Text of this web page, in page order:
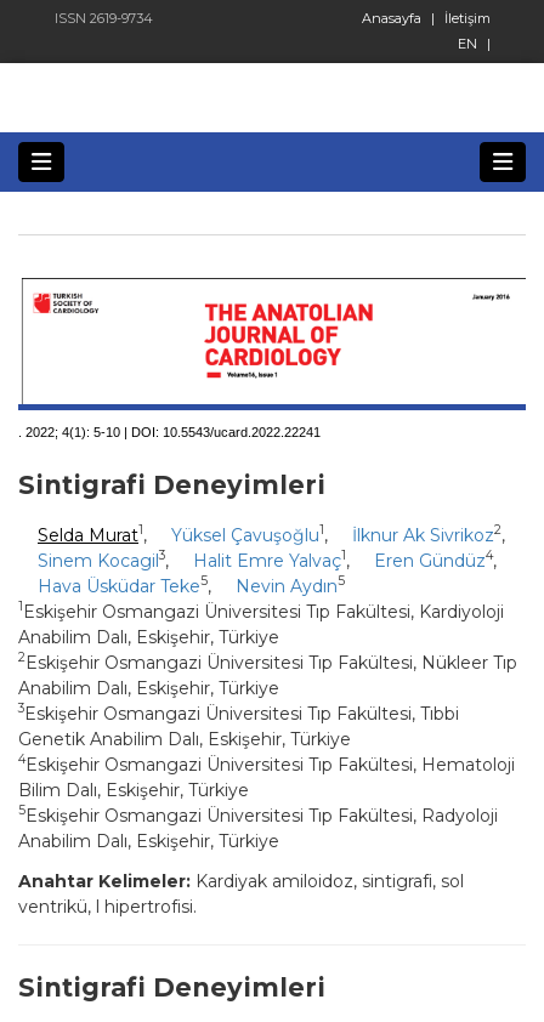
ISSN 2619-9734 İletişim
Anasayfa
|
EN
|
. 2022; 4(1): 5-10 | DOI: 10.5543/ucard.2022.22241
Sintigrafi Deneyimleri
Selda Murat1, Yüksel Çavuşoğlu1, İlknur Ak Sivrikoz2,
Sinem Kocagil3, Halit Emre Yalvaç1, Eren Gündüz4,
Hava Üsküdar Teke5, Nevin Aydın5
1 Eskişehir Osmangazi Üniversitesi Tıp Fakültesi, Kardiyoloji
Anabilim Dalı, Eskişehir, Türkiye
2Eskişehir Osmangazi Üniversitesi Tıp Fakültesi, Nükleer Tıp
Anabilim Dalı, Eskişehir, Türkiye
3Eskişehir Osmangazi Üniversitesi Tıp Fakültesi, Tıbbi
Genetik Anabilim Dalı, Eskişehir, Türkiye
4Eskişehir Osmangazi Üniversitesi Tıp Fakültesi, Hematoloji
Bilim Dalı, Eskişehir, Türkiye
5Eskişehir Osmangazi Üniversitesi Tıp Fakültesi, Radyoloji
Anabilim Dalı, Eskişehir, Türkiye
Anahtar Kelimeler: Kardiyak amiloidoz, sintigrafi, sol
ventrikü, l hipertrofisi.
Sintigrafi Deneyimleri